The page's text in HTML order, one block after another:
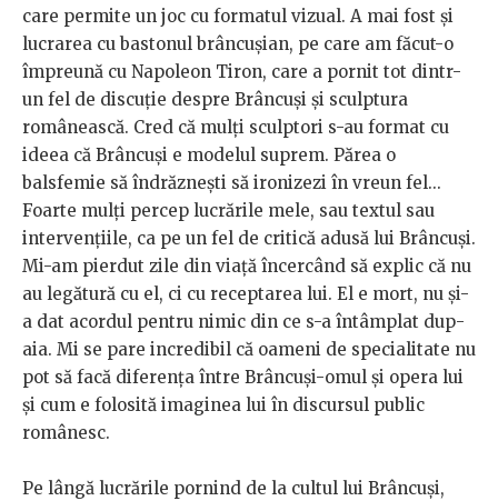
care permite un joc cu formatul vizual. A mai fost și
lucrarea cu bastonul brâncușian, pe care am făcut-o
împreună cu Napoleon Tiron, care a pornit tot dintr-
un fel de discuție despre Brâncuși și sculptura
românească. Cred că mulți sculptori s-au format cu
ideea că Brâncuși e modelul suprem. Părea o
balsfemie să îndrăznești să ironizezi în vreun fel...
Foarte mulți percep lucrările mele, sau textul sau
intervențiile, ca pe un fel de critică adusă lui Brâncuși.
Mi-am pierdut zile din viață încercând să explic că nu
au legătură cu el, ci cu receptarea lui. El e mort, nu și-
a dat acordul pentru nimic din ce s-a întâmplat dup-
aia. Mi se pare incredibil că oameni de specialitate nu
pot să facă diferența între Brâncuși-omul și opera lui
și cum e folosită imaginea lui în discursul public
românesc.
Pe lângă lucrările pornind de la cultul lui Brâncuși,